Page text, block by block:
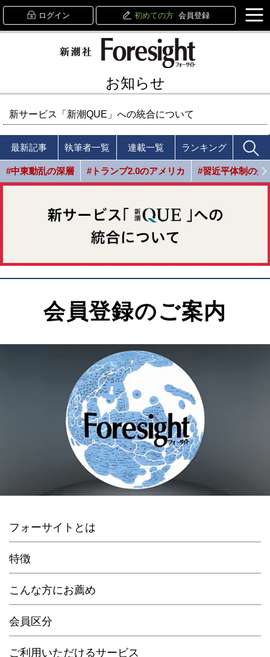
ログイン 初めての方 会員登録
お知らせ
新サービス「新潮QUE」への統合について
最新記事 執筆者一覧 連載一覧 ランキング
#中東動乱の深層 #トランプ2.0のアメリカ #習近平体制の光
会員登録のご案内
フォーサイトとは
特徴
こんな方にお薦め
会員区分
ご利用いただけるサービス